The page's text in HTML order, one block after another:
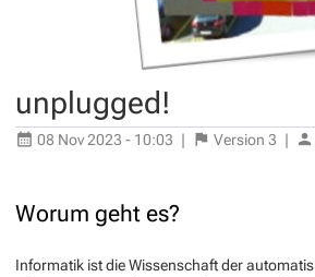
unplugged!
08 Nov 2023 - 10:03 | Version 3 |
Worum geht es?
Informatik ist die Wissenschaft der